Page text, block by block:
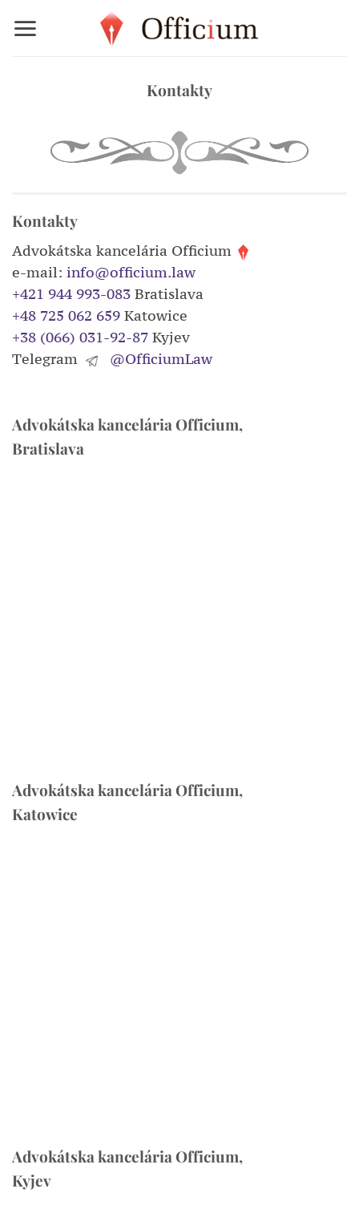
Kontakty
Kontakty
Advokátska kancelária Officium
e-mail: info@officium.law
+421 944 993-083 Bratislava
+48 725 062 659 Katowice
+38 (066) 031-92-87 Kyjev
Тelegram
@OfficiumLaw
Advokátska kancelária Officium,
Bratislava
Advokátska kancelária Officium,
Katowice
Advokátska kancelária Officium,
Kyjev